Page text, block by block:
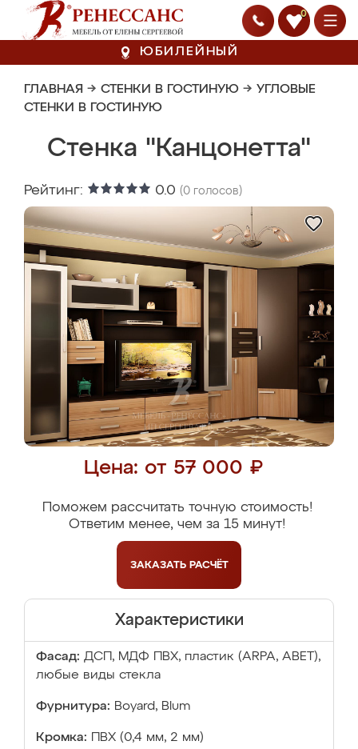
0
ЮБИЛЕЙНЫЙ
ГЛАВНАЯ → СТЕНКИ В ГОСТИНУЮ → УГЛОВЫЕ
СТЕНКИ В ГОСТИНУЮ
Стенка "Канцонетта"
Рейтинг: 0.0 (0 голосов)
Цена: от 57 000 ₽
Поможем рассчитать точную стоимость!
Ответим менее, чем за 15 минут!
ЗАКАЗАТЬ РАСЧЁТ
Характеристики
Фасад: ДСП, МДФ ПВХ, пластик (ARPA, ABET),
любые виды стекла
Фурнитура: Boyard, Blum
Кромка: ПВХ (0,4 мм, 2 мм)